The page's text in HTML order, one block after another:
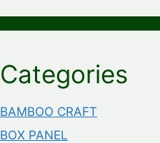
Categories
BAMBOO CRAFT
BOX PANEL